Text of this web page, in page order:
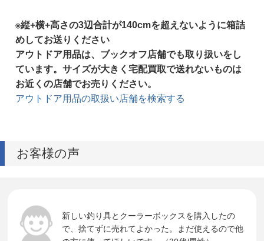
※縦+横+高さの3辺合計が140cmを超えないように箱詰
めしてお送りください
アウトドア用品は、ブックオフ店舗でも取り扱いをし
ています。サイズが大きく宅配買取で送れないものは
お近くの店舗でお売りください。
アウトドア用品の取扱い店舗を検索する
お客様の声
新しい釣り具とクーラーボックスを購入したの
で、捨てずに売れてよかった。まだ使えるので他